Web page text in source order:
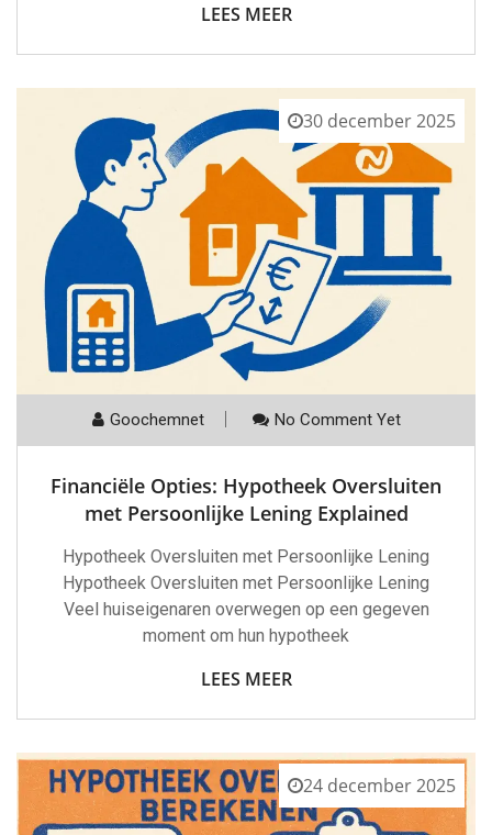
LEES MEER
30 december 2025
Goochemnet No Comment Yet
Financiële Opties: Hypotheek Oversluiten
met Persoonlijke Lening Explained
Hypotheek Oversluiten met Persoonlijke Lening
Hypotheek Oversluiten met Persoonlijke Lening
Veel huiseigenaren overwegen op een gegeven
moment om hun hypotheek
LEES MEER
24 december 2025